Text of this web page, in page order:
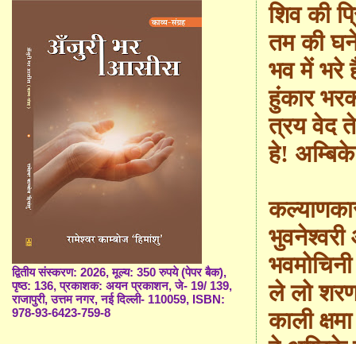
शिव की
तम की
भव में भरे
हुंकार
त्रय वेद
हे!
भवमोचि
ले लो शरण
काली
द्वितीय संस्करण: 2026, मूल्य: 350 रुपये (पेपर बैक),
पृष्ठ: 136, प्रकाशक: अयन प्रकाशन, जे- 19/ 139,
राजापुरी, उत्तम नगर, नई दिल्ली- 110059, ISBN:
978-93-6423-759-8